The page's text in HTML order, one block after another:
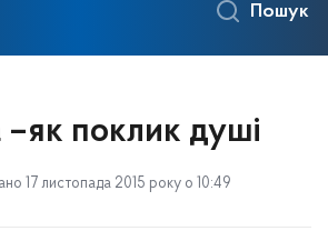
Пошук
–як поклик душі
17 листопада 2015 року о 10:49